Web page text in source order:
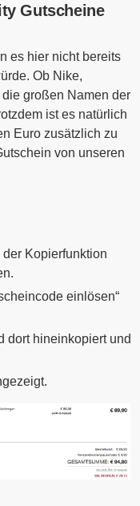
Gutscheine
es hier nicht bereits
Ob Nike,
großen Namen der
ist es natürlich
Euro zusätzlich zu
von unseren
Kopierfunktion
einlösen“
dort hineinkopiert und